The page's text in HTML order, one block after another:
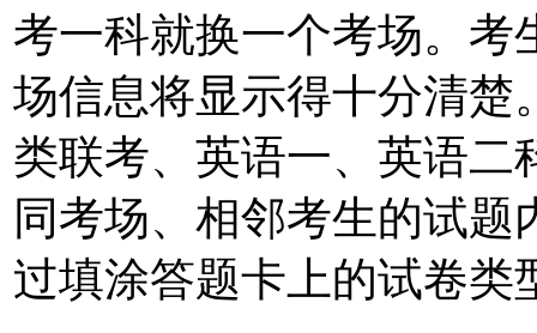
考一科就换一个考场。考
场信息将显示得十分清楚
类联考、英语一、英语二
同考场、相邻考生的试
过填涂答题卡上的试卷类